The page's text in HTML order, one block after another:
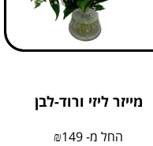
מייזר ליזי ורוד-לבן
החל מ- ₪149